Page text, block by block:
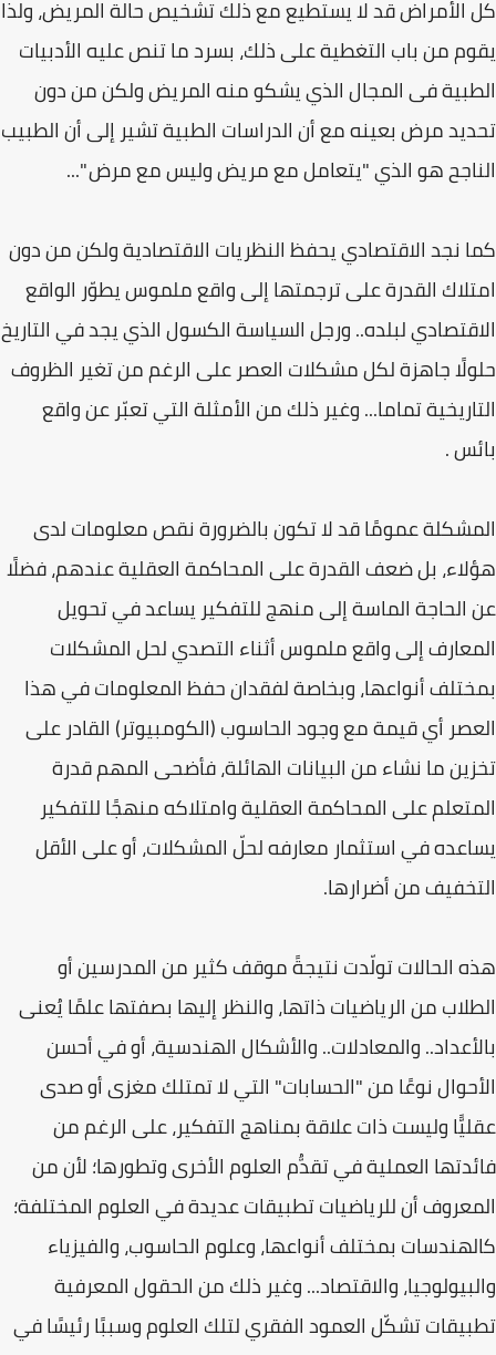
كل الأمراض قد لا يستطيع مع ذلك تشخيص حالة المريض، ولذا
يقوم من باب التغطية على ذلك، بسرد ما تنص عليه الأدبيات
الطبية فى المجال الذي يشكو منه المريض ولكن من دون
تحديد مرض بعينه مع أن الدراسات الطبية تشير إلى أن الطبيب
الناجح هو الذي "يتعامل مع مريض وليس مع مرض "...
كما نجد الاقتصادي يحفظ النظريات الاقتصادية ولكن من دون
امتلاك القدرة على ترجمتها إلى واقع ملموس يطوّر الواقع
الاقتصادي لبلده.. ورجل السياسة الكسول الذي يجد في التاريخ
حلولًا جاهزة لكل مشكلات العصر على الرغم من تغير الظروف
التاريخية تماما... وغير ذلك من الأمثلة التي تعبّر عن واقع
بائس .
المشكلة عمومًا قد لا تكون بالضرورة نقص معلومات لدى
هؤلاء، بل ضعف القدرة على المحاكمة العقلية عندهم، فضلًا
عن الحاجة الماسة إلى منهج للتفكير يساعد في تحويل
المعارف إلى واقع ملموس أثناء التصدي لحل المشكلات
بمختلف أنواعها، وبخاصة لفقدان حفظ المعلومات في هذا
العصر أي قيمة مع وجود الحاسوب (الكومبيوتر) القادر على
تخزين ما نشاء من البيانات الهائلة، فأضحى المهم قدرة
المتعلم على المحاكمة العقلية وامتلاكه منهجًا للتفكير
يساعده في استثمار معارفه لحلّ المشكلات، أو على الأقل
التخفيف من أضرارها.
هذه الحالات تولّدت نتيجةً موقف كثير من المدرسين أو
الطلاب من الرياضيات ذاتها، والنظر إليها بصفتها علمًا يُعنى
بالأعداد.. والمعادلات.. والأشكال الهندسية، أو في أحسن
الأحوال نوعًا من "الحسابات" التي لا تمتلك مغزى أو صدى
عقليًّا وليست ذات علاقة بمناهج التفكير، على الرغم من
فائدتها العملية في تقدُّم العلوم الأخرى وتطورها؛ لأن من
المعروف أن للرياضيات تطبيقات عديدة في العلوم المختلفة؛
كالهندسات بمختلف أنواعها، وعلوم الحاسوب، والفيزياء
والبيولوجيا، والاقتصاد... وغير ذلك من الحقول المعرفية
تطبيقات تشكّل العمود الفقري لتلك العلوم وسببًا رئيسًا في